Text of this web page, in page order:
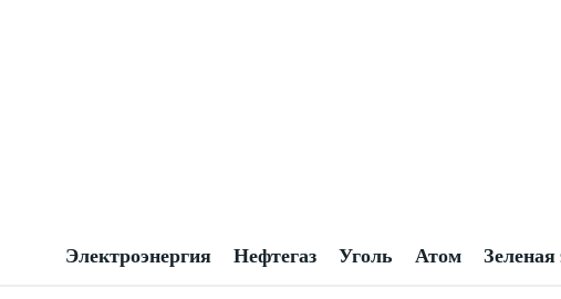
Электроэнергия Нефтегаз Уголь Атом Зеленая